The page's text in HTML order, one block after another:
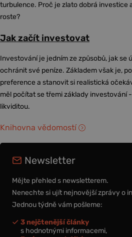
turbulence. Proč je zlato dobrá investice
roste?
Jak začít investovat
Investování je jedním ze způsobů, jak se
ochránit své peníze. Základem však je,
preference a stanovit si realistická
měl počítat se třemi základy investování
likviditou.
Knihovna vědomostí
Newsletter
Mějte přehled s newsletterem.
Nenechte si ujít nejnovější zprávy o
Jednou týdně vám pošleme:
3 nejčtenější články
s hodnotnými informacemi,